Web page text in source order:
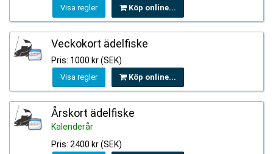
Visa regler Köp online...
Veckokort ädelfiske
Pris: 1000 kr (SEK)
Visa regler Köp online...
Årskort ädelfiske
Kalenderår
Pris: 2400 kr (SEK)